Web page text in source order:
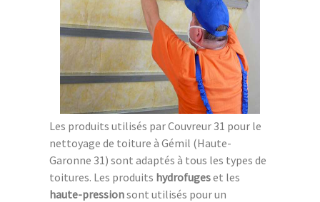
Les produits utilisés par Couvreur 31 pour le
nettoyage de toiture à Gémil (Haute-
Garonne 31) sont adaptés à tous les types de
toitures. Les produits hydrofugeset les
haute-pressionsont utilisés pour un